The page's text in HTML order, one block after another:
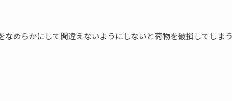
めらかにして間違えないようにしないと荷物を破損してしまう